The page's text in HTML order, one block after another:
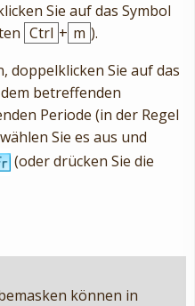
Sie auf das Symbol
Ctrl + m ).
doppelklicken Sie auf das
betreffenden
Periode (in der Regel
Sie es aus und
(oder drücken Sie die
können in